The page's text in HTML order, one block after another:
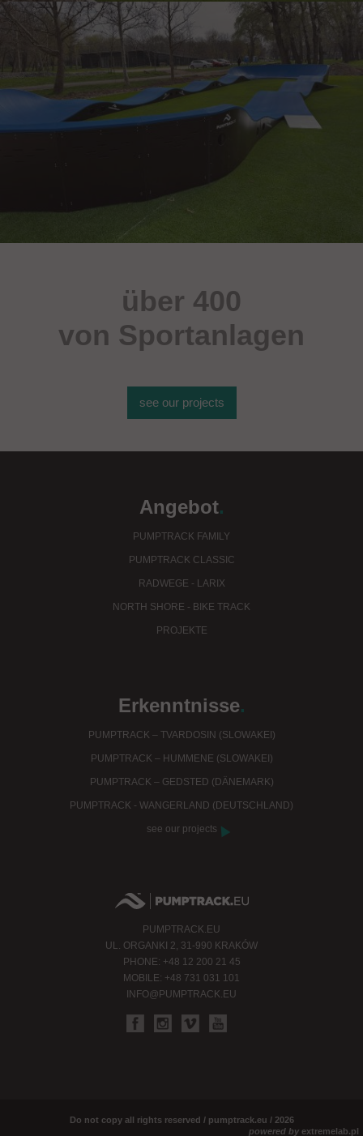
über 400
von Sportanlagen
see our projects
Angebot.
PUMPTRACK FAMILY
PUMPTRACK CLASSIC
RADWEGE - LARIX
NORTH SHORE - BIKE TRACK
PROJEKTE
Erkenntnisse.
PUMPTRACK – TVARDOSIN (SLOWAKEI)
PUMPTRACK – HUMMENE (SLOWAKEI)
PUMPTRACK – GEDSTED (DÄNEMARK)
PUMPTRACK - WANGERLAND (DEUTSCHLAND)
see our projects
PUMPTRACK.EU
UL. ORGANKI 2, 31-990 KRAKÓW
PHONE: +48 12 200 21 45
MOBILE: +48 731 031 101
INFO@PUMPTRACK.EU
Do not copy all rights reserved / pumptrack.eu / 2026
powered by extremelab.pl